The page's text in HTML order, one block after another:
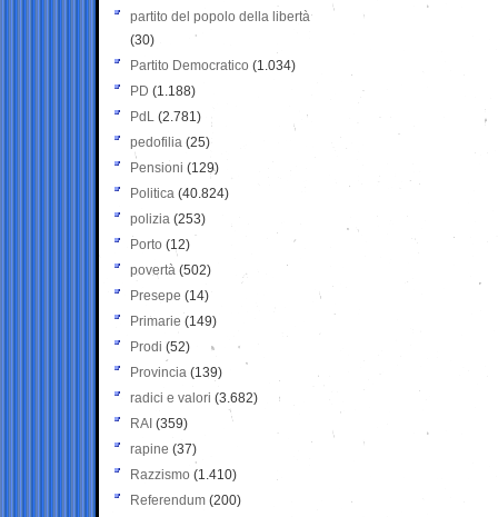
partito del popolo della libertà
(30)
Partito Democratico (1.034)
PD (1.188)
PdL (2.781)
pedofilia (25)
Pensioni (129)
Politica (40.824)
polizia (253)
Porto (12)
povertà (502)
Presepe (14)
Primarie (149)
Prodi (52)
Provincia (139)
radici e valori (3.682)
RAI (359)
rapine (37)
Razzismo (1.410)
Referendum (200)